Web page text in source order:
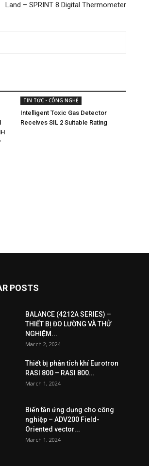
Land – SPRINT 8 Digital Thermometer
TIN TỨC - CÔNG NGHỆ
Intelligent Toxic Gas Detector
Receives SIL 2 Suitable Rating
POSTS
BALANCE (4212A SERIES) –
THIẾT BỊ ĐO LƯỜNG VÀ THỬ
NGHIỆM...
March 2, 2024
Thiết bị phân tích khí Eurotron
RASI 800 – RASI 800...
March 1, 2024
Biến tần ứng dụng cho công
nghiệp – ADV200 Field-
Oriented vector...
March 1, 2024